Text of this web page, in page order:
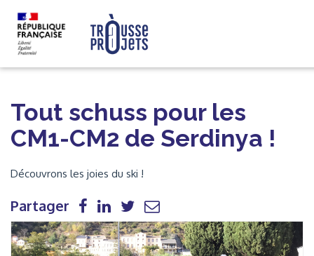
Tout schuss pour les
CM1-CM2 de Serdinya !
Découvrons les joies du ski !
Partager